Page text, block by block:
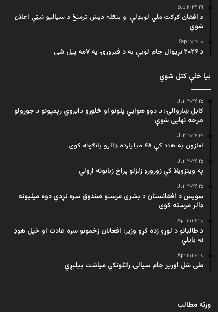
۲۹ Sep ۲۰۲۴
د افغان کرکت ملي لوبډلې او بنګله دیش ترمنځ د سیالیو نیټې اعلان
شوې
۱۰ Sep ۲۰۲۵
د ۲۰۲۶ نړیوال جام لوبې به د فبرورۍ په ۷مه پیل شي
بیا ځلې کتل شوي
۲۵ Jun ۲۰۲۶
کابل ښاروالۍ: د دوو هوايي پلونو او څلورو دایروي رېمپونو د جوړولو
طرحه نهایي شوې
۲۵ Jun ۲۰۲۶
امازون په هند کې ۴۸ میلیارده ډالرو پانګونه کوي
۲۵ Jun ۲۰۲۶
په وینزویلا کې زورورو زلزلو پراخ زیانونه اړولي
۲۵ Jun ۲۰۲۶
سویس د افغانستان د بشري مرستو صندوق سره نږدې دوه میلیونه
ډالر مرسته کوي
۲۸ Apr ۲۰۲۶
د طالبانو د لوړو زده کړو وزیر: افغانان زخمونو سره عادت او خپل هوډ
نه بایلي
۲۸ Apr ۲۰۲۶
ملي شل اوریز جام سیالۍ راتلونکې میاشت پیلېږي
ورته مطالب